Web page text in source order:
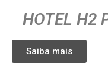
HOTEL H2
Saiba mais